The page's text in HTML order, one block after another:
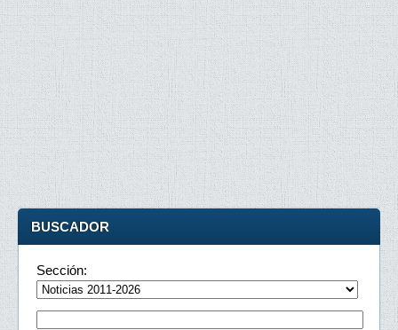
BUSCADOR
Sección: